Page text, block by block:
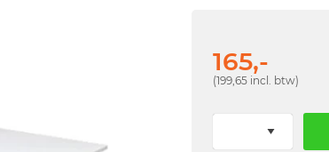
165,-
(199,65 incl. btw)